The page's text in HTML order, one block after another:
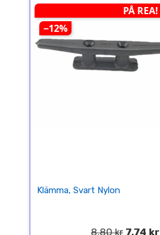
PÅ REA!
−12%
Klämma, Svart Nylon
8,80 kr 7,74 kr